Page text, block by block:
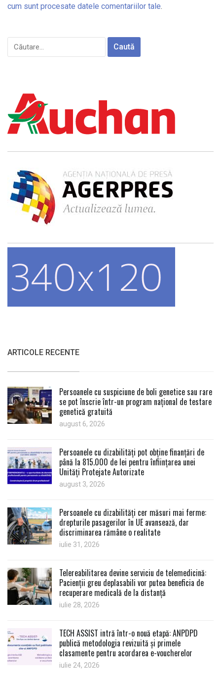
cum sunt procesate datele comentariilor tale.
Caută
după:
ARTICOLE RECENTE
Persoanele cu suspiciune de boli genetice sau rare
se pot înscrie într-un program național de testare
genetică gratuită
august 6, 2026
Persoanele cu dizabilități pot obține finanțări de
până la 815.000 de lei pentru înființarea unei
Unități Protejate Autorizate
august 3, 2026
Persoanele cu dizabilități cer măsuri mai ferme:
drepturile pasagerilor în UE avansează, dar
discriminarea rămâne o realitate
iulie 31, 2026
Telereabilitarea devine serviciu de telemedicină:
Pacienții greu deplasabili vor putea beneficia de
recuperare medicală de la distanță
iulie 28, 2026
TECH ASSIST intră într-o nouă etapă: ANPDPD
publică metodologia revizuită și primele
clasamente pentru acordarea e-voucherelor
iulie 24, 2026